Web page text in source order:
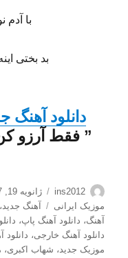
با آدم
بد بختی
دانلود آهنگ
”فقط آرزو
نویسنده
ins2012
ارسال
شده
در
ژانویه 19, 2017
موزیک ایرانی
برچسب‌ها
آهنگ جدید،
آهنگ، دانلود آهنگ پاپ،
دانلود آهنگ خارجی، دانلود
موزیک جدید، شهاب اکبری،